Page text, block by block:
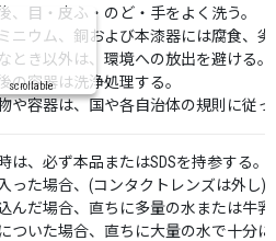
、目・皮ふ・のど・手をよく洗う。
ニウム、銅および本漆器には腐食、
とき以外は、環境への放出を避ける。
の容器は洗浄処理する。
や容器は、国や各自治体の規則に従っ
は、必ず本品またはSDSを持参する。
った場合、(コンタクトレンズは外し)
んだ場合、直ちに多量の水または牛
ついた場合、直ちに大量の水で十分
scrollable